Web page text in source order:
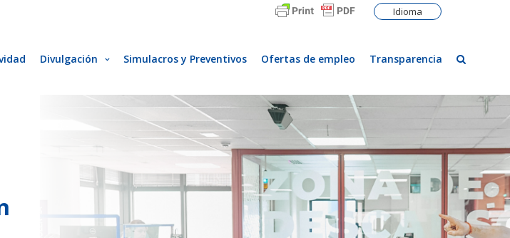
Idioma
Divulgación Simulacros y Preventivos Ofertas de empleo Transparencia